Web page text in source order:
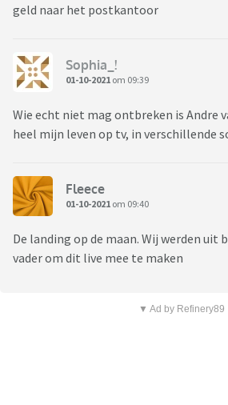
geld naar het postkantoor
Sophia_!
01-10-2021 om 09:39
Wie echt niet mag ontbreken is Andre
heel mijn leven op tv, in verschillende
Fleece
01-10-2021 om 09:40
De landing op de maan. Wij werden uit
vader om dit live mee te maken
▼ Ad by Refinery89